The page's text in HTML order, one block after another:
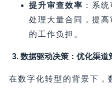
提升审查效率 ：系
处理大量合同，提
的工作负担。
3. 数据驱动决策：优化渠道
在数字化转型的背景下，